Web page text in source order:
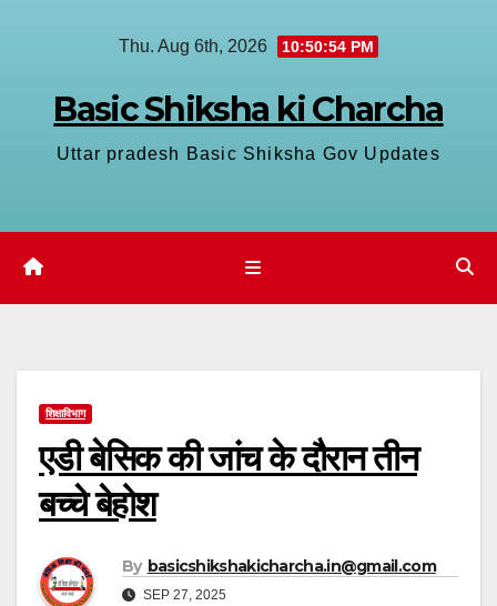
Thu. Aug 6th, 2026 10:50:55 PM
Basic Shiksha ki Charcha
Uttar pradesh Basic Shiksha Gov Updates
शिक्षाविभाग
एडी बेसिक की जांच के दौरान तीन
बच्चे बेहोश
By basicshikshakicharcha.in@gmail.com
SEP 27, 2025